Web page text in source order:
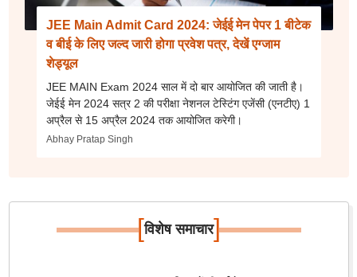
JEE Main Admit Card 2024: जेईई मेन पेपर 1 बीटेक
व बीई के लिए जल्द जारी होगा प्रवेश पत्र, देखें एग्जाम
शेड्यूल
JEE MAIN Exam 2024 साल में दो बार आयोजित की जाती है।
जेईई मेन 2024 सत्र 2 की परीक्षा नेशनल टेस्टिंग एजेंसी (एनटीए) 1
अप्रैल से 15 अप्रैल 2024 तक आयोजित करेगी।
Abhay Pratap Singh
[विशेष समाचार]